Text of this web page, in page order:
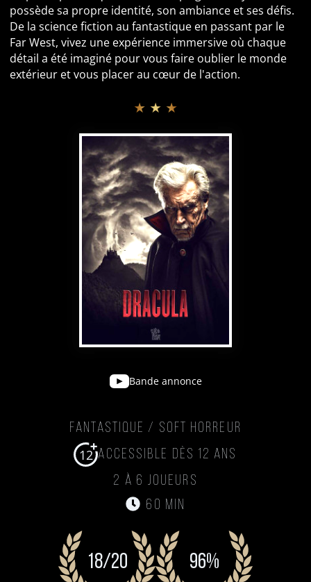
possède sa propre identité, son ambiance et ses défis.
De la science fiction au fantastique en passant par le
Far West, vivez une expérience immersive où chaque
détail a été imaginé pour vous faire oublier le monde
extérieur et vous placer au cœur de l'action.
★ ★ ★
Bande annonce
Fantastique / Soft Horreur
12 Accessible dès 12 ans
2 à 6 joueurs
60 min
18/20 96%